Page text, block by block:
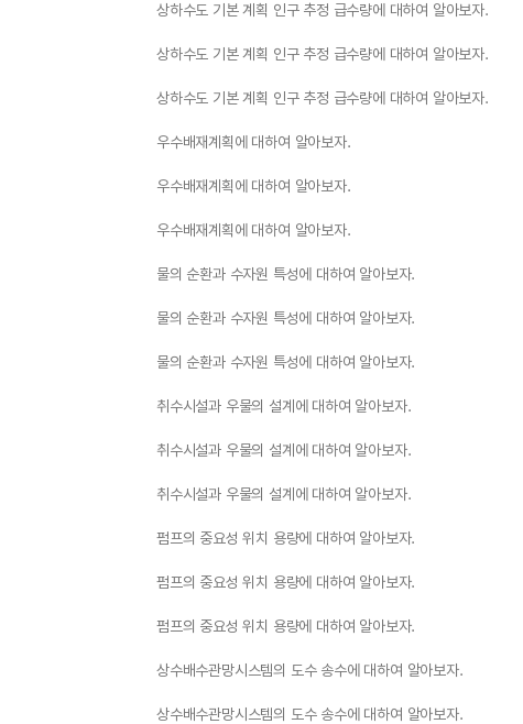
상하수도 기본 계획 인구 추정 급수량에 대하여 알아보자.
상하수도 기본 계획 인구 추정 급수량에 대하여 알아보자.
상하수도 기본 계획 인구 추정 급수량에 대하여 알아보자.
우수배재계획에 대하여 알아보자.
우수배재계획에 대하여 알아보자.
우수배재계획에 대하여 알아보자.
물의 순환과 수자원 특성에 대하여 알아보자.
물의 순환과 수자원 특성에 대하여 알아보자.
물의 순환과 수자원 특성에 대하여 알아보자.
취수시설과 우물의 설계에 대하여 알아보자.
취수시설과 우물의 설계에 대하여 알아보자.
취수시설과 우물의 설계에 대하여 알아보자.
펌프의 중요성 위치 용량에 대하여 알아보자.
펌프의 중요성 위치 용량에 대하여 알아보자.
펌프의 중요성 위치 용량에 대하여 알아보자.
상수배수관망시스템의 도수 송수에 대하여 알아보자.
상수배수관망시스템의 도수 송수에 대하여 알아보자.